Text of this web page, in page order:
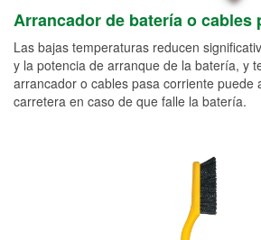
Arrancador de batería o cables
Las bajas temperaturas reducen
y la potencia de arranque de la batería, y
arrancador o cables pasa corriente puede
carretera en caso de que falle la batería.